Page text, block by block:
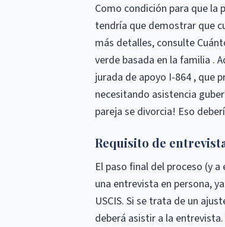
Como condición para que la
tendría que demostrar que
más detalles, consulte
verde basada en la familia .
jurada de apoyo I-864 , que
necesitando asistencia
pareja se divorcia! Eso
Requisito de
El paso final del proceso (y
una entrevista en persona,
USCIS. Si se trata de un
deberá asistir a la